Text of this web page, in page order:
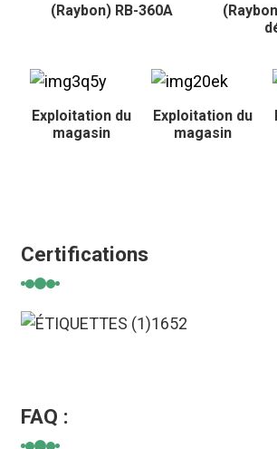
(Raybon) RB-360A
Exploitation du
magasin
Exploitation du
magasin
Certifications
FAQ :